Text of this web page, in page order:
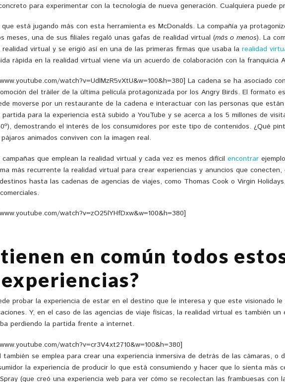
para experimentar con la tecnología de nueva generación. Cualquiera puede
está jugando más con esta herramienta es McDonalds. La compañía ya
meses, una de sus filiales regaló unas gafas de realidad virtual (más o menos). La
virtual y se erigió así en una de las primeras firmas que usaba la realidad
rápida en la realidad virtual viene vía un acuerdo de colaboración con la franquicia
watch?v=UdlMzR5vXtU&w=100&h=380] La cadena se ha asociado
del tráiler de la última película protagonizada por los Angry Birds. El formato
moverse por un restaurante de la cadena e interactuar con las personas que
partida para la experiencia está subido a YouTube y se acerca a los 5 millones de
demostrando el interés de los consumidores por este tipo de contenidos. ¿Qué
animados conviven con la imagen real.
que emplean la realidad virtual y cada vez es menos difícil encontrar
más recurrente la realidad virtual para crear experiencias y anuncios que
hasta las cadenas de agencias de viajes, como Thomas Cook o Virgin
watch?v=zO25lYHfDxw&w=100&h=380]
en común todos
probar la experiencia de estar en el destino que le interesa y que este visionado
Y, en el caso de las agencias de viaje físicas, la realidad virtual es también
perdiendo la partida frente a internet.
watch?v=cr3V4xt2710&w=100&h=380]
también se emplea para crear una experiencia inmersiva de detrás de las cámaras,
la experiencia de producir lo que está consumiendo y hacer que lo sienta más
(que creó una experiencia web para ver cómo se recolectan las frambuesas con